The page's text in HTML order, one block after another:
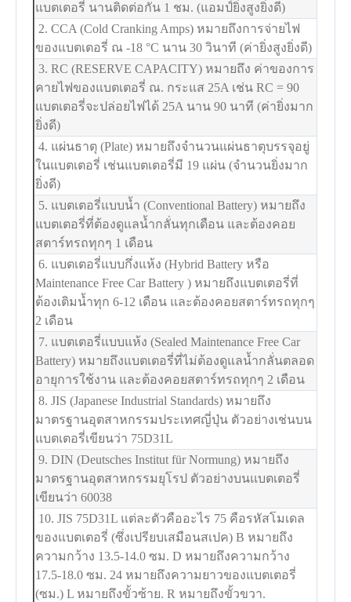
แบตเตอรี่ นานติดต่อกัน 1 ชม. (แอมป์ยิ่งสูงยิ่งดี)
2. CCA (Cold Cranking Amps) หมายถึงการจ่ายไฟ
ของแบตเตอรี่ ณ -18 °C นาน 30 วินาที (ค่ายิ่งสูงยิ่งดี)
3. RC (RESERVE CAPACITY) หมายถึง ค่าของการ
คายไฟของแบตเตอรี่ ณ. กระแส 25A เช่น RC = 90
แบตเตอรี่จะปล่อยไฟได้ 25A นาน 90 นาที (ค่ายิ่งมาก
ยิ่งดี)
4. แผ่นธาตุ (Plate) หมายถึงจำนวนแผ่นธาตุบรรจุอยู่
ในแบตเตอรี่ เช่นแบตเตอรี่มี 19 แผ่น (จำนวนยิ่งมาก
ยิ่งดี)
5. แบตเตอรี่แบบน้ำ (Conventional Battery) หมายถึง
แบตเตอรี่ที่ต้องดูแลน้ำกลั่นทุกเดือน และต้องคอย
สตาร์ทรถทุกๆ 1 เดือน
6. แบตเตอรี่แบบกึ่งแห้ง (Hybrid Battery หรือ
Maintenance Free Car Battery ) หมายถึงแบตเตอรี่ที่
ต้องเติมน้ำทุก 6-12 เดือน และต้องคอยสตาร์ทรถทุกๆ
2 เดือน
7. แบตเตอรี่แบบแห้ง (Sealed Maintenance Free Car
Battery) หมายถึงแบตเตอรี่ที่ไม่ต้องดูแลน้ำกลั่นตลอด
อายุการใช้งาน และต้องคอยสตาร์ทรถทุกๆ 2 เดือน
8. JIS (Japanese Industrial Standards) หมายถึง
มาตรฐานอุตสาหกรรมประเทศญี่ปุ่น ตัวอย่างเช่นบน
แบตเตอรี่เขียนว่า 75D31L
9. DIN (Deutsches Institut für Normung) หมายถึง
มาตรฐานอุตสาหกรรมยุโรป ตัวอย่างบนแบตเตอรี่
เขียนว่า 60038
10. JIS 75D31L แต่ละตัวคืออะไร 75 คือรหัสโมเดล
ของแบตเตอรี่ (ซึ่งเปรียบเสมือนสเปค) B หมายถึง
ความกว้าง 13.5-14.0 ซม. D หมายถึงความกว้าง
17.5-18.0 ซม. 24 หมายถึงความยาวของแบตเตอรี่
(ซม.) L หมายถึงขั้วซ้าย. R หมายถึงขั้วขวา.